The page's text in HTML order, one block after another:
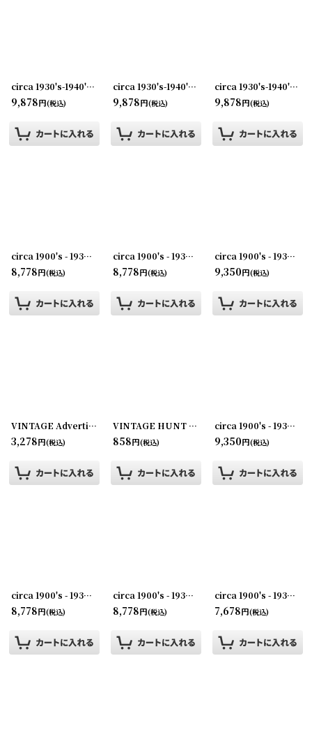
circa 1930's-1940's Advertising Bill Hook DAILY & SUNDAY TIME ... アドバタイジング フック 伝票ホルダー
9,878円(税込)
circa 1930's-1940's Advertising Bill Hook LAVELLE RUBBER CO ... アドバタイジング フック 伝票ホルダー
9,878円(税込)
circa 1930's-1940's Advertising Bill Hook WARNER & WAAS ... アドバタイジング フック 伝票ホルダー
9,878円(税込)
circa 1900's - 1930's Advertising Clip AMES HARRIS NEVILLE CO...アドバタイジング クリップ
8,778円(税込)
circa 1900's - 1930's Advertising Clip HAWKEYE PORTLAND CEMENT CO ...アドバタイジング クリップ
8,778円(税込)
circa 1900's - 1930's Advertising Clip AMES HARRIS NEVILLE CO....アドバタイジング クリップ
9,350円(税込)
VINTAGE Advertising Clip WHITE PRODUCE CO...アドバタイジング クリップ
3,278円(税込)
VINTAGE HUNT CLIP No.2 ブルドッククリップ
858円(税込)
circa 1900's - 1930's Advertising Clip INTER-STATE GAS CO....アドバタイジング クリップ
9,350円(税込)
circa 1900's - 1930's Advertising Clip BELLEVILLE...アドバタイジング クリップ
8,778円(税込)
circa 1900's - 1930's Advertising Clip STECKLEY'S...アドバタイジング クリップ
8,778円(税込)
circa 1900's - 1930's Advertising Clip R・B・M・CKIM CO・INK...アドバタイジング クリップ
7,678円(税込)